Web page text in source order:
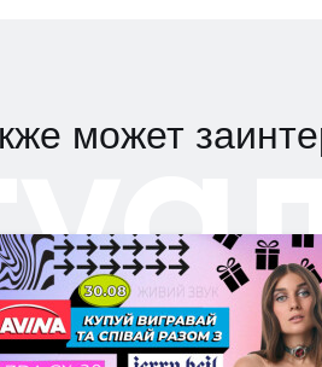
может